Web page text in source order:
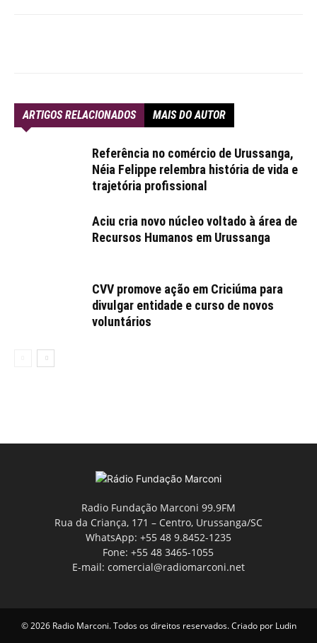
ARTIGOS RELACIONADOS MAIS DO AUTOR
Referência no comércio de Urussanga,
Néia Felippe relembra história de vida e
trajetória profissional
Aciu cria novo núcleo voltado à área de
Recursos Humanos em Urussanga
CVV promove ação em Criciúma para
divulgar entidade e curso de novos
voluntários
Radio Fundação Marconi 99.9FM
Rua da Criança, 171 – Centro, Urussanga/SC
WhatsApp: +55 48 9.8452-1235
Fone: +55 48 3465-1055
E-mail: comercial@radiomarconi.net
© 2026 Radio Marconi. Todos os direitos reservados. Criado por Ludin